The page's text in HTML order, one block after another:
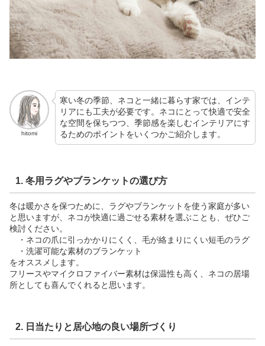
hitomi
寒い冬の季節、ネコと一緒に暮らす家では、インテ
リアにも工夫が必要です。ネコにとって快適で安全
な空間を保ちつつ、季節感を楽しむインテリアにす
るためのポイントをいくつかご紹介します。
1. 冬用ラグやブランケットの選び方
冬は暖かさを保つために、ラグやブランケットを使う家庭が多い
と思いますが、ネコが快適に過ごせる素材を選ぶことも、ぜひご
検討ください。
・ネコの爪に引っかかりにくく、毛が絡まりにくい短毛のラグ
・洗濯可能な素材のブランケット
をオススメします。
フリースやマイクロファイバー素材は保温性も高く、ネコの居場
所としても喜んでくれると思います。
2. 日当たりと居心地の良い場所づくり